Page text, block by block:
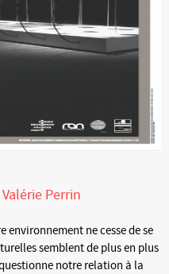
Perrin
environnement ne cesse de se
semblent de plus en plus
notre relation à la